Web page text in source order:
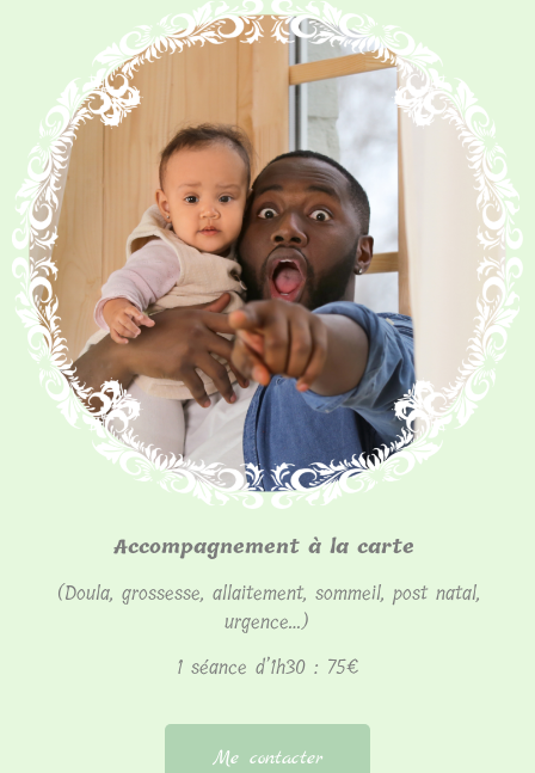
Accompagnement à la carte
(Doula, grossesse, allaitement, sommeil, post natal,
urgence…)
1 séance d’1h30 : 75€
Me contacter